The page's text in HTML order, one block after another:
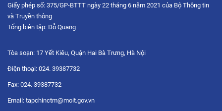
Giấy phép số: 375/GP-BTTT ngày 22 tháng 6 năm 2021 của Bộ Thông tin
và Truyền thông
Tổng biên tập: Đỗ Quang
Tòa soạn: 17 Yết Kiêu, Quận Hai Bà Trưng, Hà Nội
Điện thoại: 024. 39387732
Fax: 024. 39387732
Email: tapchinctm@moit.gov.vn